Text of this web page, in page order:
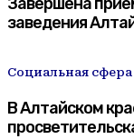
заведения
Социальная
В Алтайском